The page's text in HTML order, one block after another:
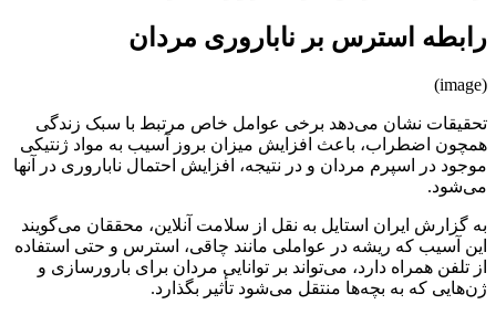
رابطه استرس بر ناباروری مردان
(image)
تحقیقات نشان می‌دهد برخی عوامل خاص مرتبط با سبک زندگی
همچون اضطراب، باعث افزایش میزان بروز آسیب به مواد ژنتیکی
موجود در اسپرم مردان و در نتیجه، افزایش احتمال ناباروری در آنها
می‌شود.
به گزارش ایران استایل به نقل از سلامت آنلاین، محققان می‌گویند
این آسیب که ریشه در عواملی مانند چاقی، استرس و حتی استفاده
از تلفن همراه دارد، می‌تواند بر توانایی مردان برای بارورسازی و
ژن‌هایی که به بچه‌ها منتقل می‌شود تأثیر بگذارد.